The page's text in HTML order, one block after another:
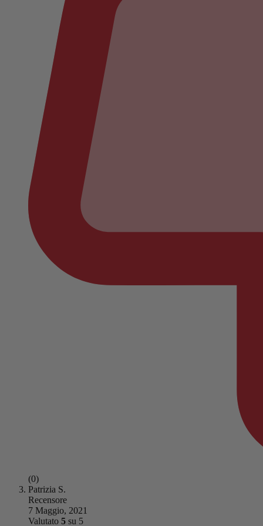
(0)
Patrizia S.
Recensore
7 Maggio, 2021
Valutato 5 su 5